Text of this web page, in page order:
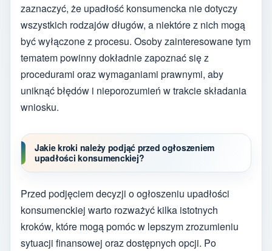
zaznaczyć, że upadłość konsumencka nie dotyczy
wszystkich rodzajów długów, a niektóre z nich mogą
być wyłączone z procesu. Osoby zainteresowane tym
tematem powinny dokładnie zapoznać się z
procedurami oraz wymaganiami prawnymi, aby
uniknąć błędów i nieporozumień w trakcie składania
wniosku.
Jakie kroki należy podjąć przed ogłoszeniem
upadłości konsumenckiej?
Przed podjęciem decyzji o ogłoszeniu upadłości
konsumenckiej warto rozważyć kilka istotnych
kroków, które mogą pomóc w lepszym zrozumieniu
sytuacji finansowej oraz dostępnych opcji. Po